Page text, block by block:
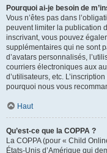
Pourquoi ai-je besoin de
Vous n’êtes pas dans
peuvent limiter la publication
inscrivant, vous pouvez
supplémentaires qui ne sont
d’avatars personnalisés,
courriers électroniques aux
d’utilisateurs, etc.
pourquoi nous vous
Haut
Qu’est-ce que la COPPA ?
La COPPA (pour « Child
États-Unis d’Amérique qui